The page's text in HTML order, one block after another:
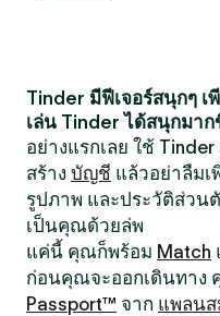
Tinder มีฟีเจอร์สนุกๆ
เล่น Tinder ได้สนุกมา
อย่างแรกเลย ใช้
สร้าง บัญชี แล้วอย่าลืมเ
รูปภาพ และประวัติส่วน
เป็นคุณด้วยล่พ
แค่นี้ คุณก็พร้อม Match
ก่อนคุณจะออกเดินทาง
Passport™ จาก แพลนส